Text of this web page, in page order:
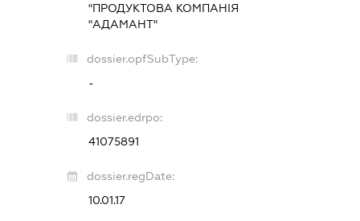
"ПРОДУКТОВА КОМПАНІЯ
"АДАМАНТ"
dossier.opfSubType:
-
dossier.edrpo:
41075891
dossier.regDate:
10.01.17